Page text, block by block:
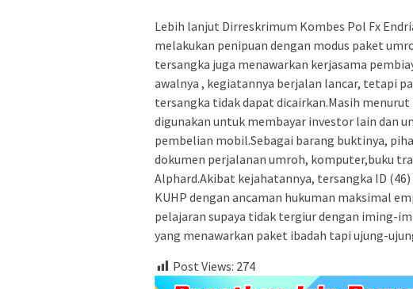
Lebih lanjut Dirreskrimum Kombes Pol Fx
melakukan penipuan dengan modus paket
tersangka juga menawarkan kerjasama
awalnya , kegiatannya berjalan lancar, tetapi
tersangka tidak dapat dicairkan.Masih
digunakan untuk membayar investor lain dan
pembelian mobil.Sebagai barang buktinya,
dokumen perjalanan umroh, komputer,buku
Alphard.Akibat kejahatannya, tersangka ID (46)
KUHP dengan ancaman hukuman maksimal
pelajaran supaya tidak tergiur dengan iming-
yang menawarkan paket ibadah tapi ujung-
Post Views: 274